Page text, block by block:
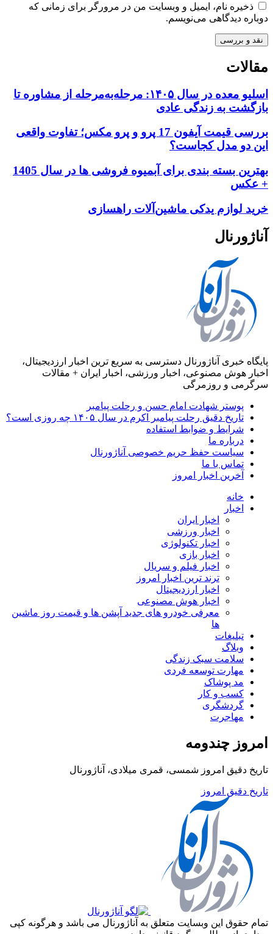
ذخیره نام، ایمیل و وبسایت من در مرورگر برای زمانی که
دوباره دیدگاهی می‌نویسم.
مقالات
اسلیو معده در سال ۱۴۰۵: مرحله‌به‌مرحله از مشاوره تا
بازگشت به زندگی عادی
بررسی قیمت آیفون 17 پرو و پرو مکس؛ تفاوت واقعی
این دو مدل کجاست؟
بهترین بسته بندی برای آبمیوه فروشی ها در سال 1405
+ عکس
خرید لوازم یدکی ماشین‌آلات راهسازی
آناژورنال
پایگاه خبری آناژورنال دسترسی به سریع ترین اخبار ارزدیجیتال،
اخبار هوش مصنوعی، اخبار ورزشی، اخبار ایران + مقالات
سرگرمی و روزمرگی
پوستر شهادت امام حسن و رحلت پیامبر
تاریخ دقیق رحلت پیامبر اکرم در سال ۱۴۰۵ چه روزی است؟
شرایط و ضوابط استفاده
درباره ما
سیاست حفظ حریم خصوصی آناژورنال
تماس با ما
آخرین اخبار امروز
خانه
اخبار
اخبار ایران
اخبار ورزشی
اخبار تکنولوژی
اخبار بازی
اخبار فیلم و سریال
ترند ترین اخبار امروز
اخبار ارزدیجیتال
اخبار هوش مصنوعی
معرفی خودرو های جدید آپشن‌ ها و قیمت روز ماشین‌
ها
تبلیغات
وبلاگ
سلامت سبک زندگی
مهارت توسعه فردی
مد پوشاک
کسب و کار
گردشگری
مهاجرت
امروز چندومه
تاریخ دقیق امروز شمسی، قمری میلادی، آناژورنال
تاریخ دقیق امروز
تمام حقوق این وبسایت متعلق به آناژورنال می باشد و هرگونه کپی